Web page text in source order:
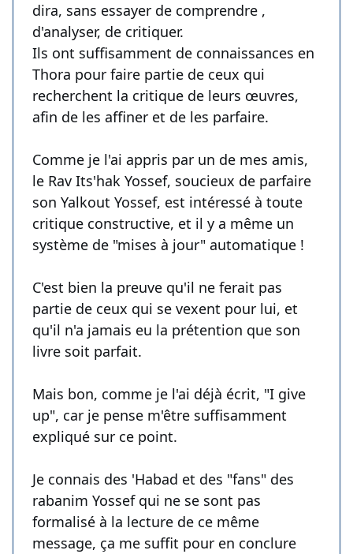
dira, sans essayer de comprendre ,
d'analyser, de critiquer.
Ils ont suffisamment de connaissances en
Thora pour faire partie de ceux qui
recherchent la critique de leurs œuvres,
afin de les affiner et de les parfaire.
Comme je l'ai appris par un de mes amis,
le Rav Its'hak Yossef, soucieux de parfaire
son Yalkout Yossef, est intéressé à toute
critique constructive, et il y a même un
système de "mises à jour" automatique !
C'est bien la preuve qu'il ne ferait pas
partie de ceux qui se vexent pour lui, et
qu'il n'a jamais eu la prétention que son
livre soit parfait.
Mais bon, comme je l'ai déjà écrit, "I give
up", car je pense m'être suffisamment
expliqué sur ce point.
Je connais des 'Habad et des "fans" des
rabanim Yossef qui ne se sont pas
formalisé à la lecture de ce même
message, ça me suffit pour en conclure